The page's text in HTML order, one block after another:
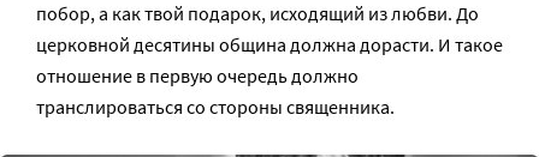
побор, а как твой подарок, исходящий из любви. До
церковной десятины община должна дорасти. И такое
отношение в первую очередь должно
транслироваться со стороны священника.